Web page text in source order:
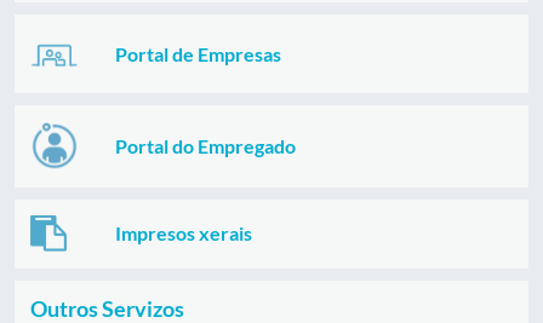
Portal de Empresas
Portal do Empregado
Impresos xerais
Outros Servizos